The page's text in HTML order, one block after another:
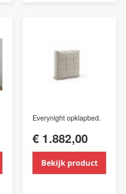
Everynight opklapbed.
€ 1.882,00
Bekijk product